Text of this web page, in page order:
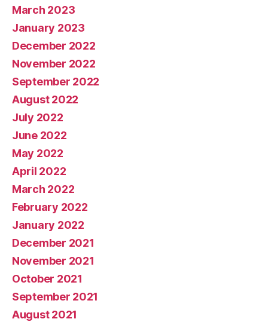
March 2023
January 2023
December 2022
November 2022
September 2022
August 2022
July 2022
June 2022
May 2022
April 2022
March 2022
February 2022
January 2022
December 2021
November 2021
October 2021
September 2021
August 2021